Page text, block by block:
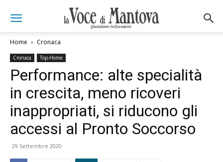
Home Cronaca
Cronaca Top-Home
Performance: alte specialità
in crescita, meno ricoveri
inappropriati, si riducono gli
accessi al Pronto Soccorso
29 Settembre 2020